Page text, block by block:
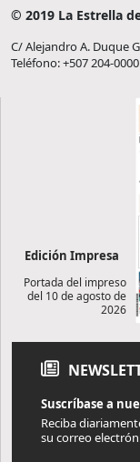
© 2019 La Estrella
C/ Alejandro A. Duque
Teléfono: +507 204-0000
Edición Impresa
Portada del impreso
del 10 de agosto de
2026
Suscríbase a
Reciba
su correo